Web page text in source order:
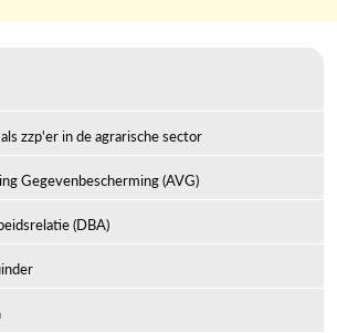
zzp'er in de agrarische sector
Gegevenbescherming (AVG)
(DBA)